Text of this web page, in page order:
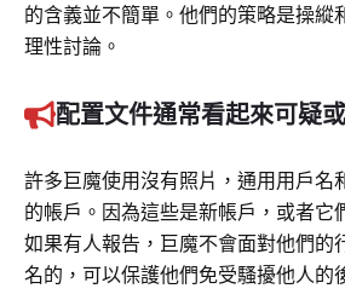
的含義並不簡單。他們的策略是操縱
理性討論。
配置文件通常看起來可疑
許多巨魔使用沒有照片，通用用戶名
的帳戶。因為這些是新帳戶，或者它
如果有人報告，巨魔不會面對他們的
名的，可以保護他們免受騷擾他人的